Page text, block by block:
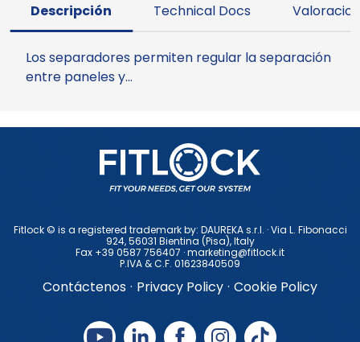
Descripción Technical Docs
Los separadores permiten regular la separación
entre paneles y…
Fitlock © is a registered trademark by: DAUREKA s.r.l. · Via L. Fibonacci
924, 56031 Bientina (Pisa), ltaly
Fax +39 0587 756407 ·marketing@fitlock.it
P.IVA & C.F. 01623840509
Contáctenos · Privacy Policy · Cookie Policy